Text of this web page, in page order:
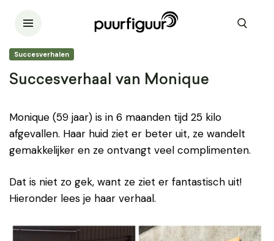
Succesverhalen
Succesverhaal van Monique
Monique (59 jaar) is in 6 maanden tijd 25 kilo
afgevallen. Haar huid ziet er beter uit, ze wandelt
gemakkelijker en ze ontvangt veel complimenten.
Dat is niet zo gek, want ze ziet er fantastisch uit!
Hieronder lees je haar verhaal.